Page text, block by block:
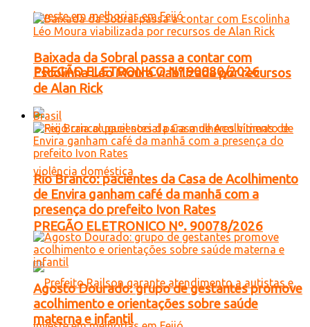
PREGÃO ELETRONICO Nº 90080/2026
PREGÃO ELETRONICO Nº. 90078/2026
Baixada da Sobral passa a contar com
Escolinha Léo Moura viabilizada por recursos
de Alan Rick
Brasil
Rio Branco: pacientes da Casa de Acolhimento
de Envira ganham café da manhã com a
presença do prefeito Ivon Rates
Agosto Dourado: grupo de gestantes promove
acolhimento e orientações sobre saúde
materna e infantil